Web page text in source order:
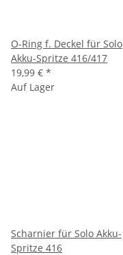
O-Ring f. Deckel für Solo
Akku-Spritze 416/417
19,99 € *
Auf Lager
Scharnier für Solo Akku-
Spritze 416